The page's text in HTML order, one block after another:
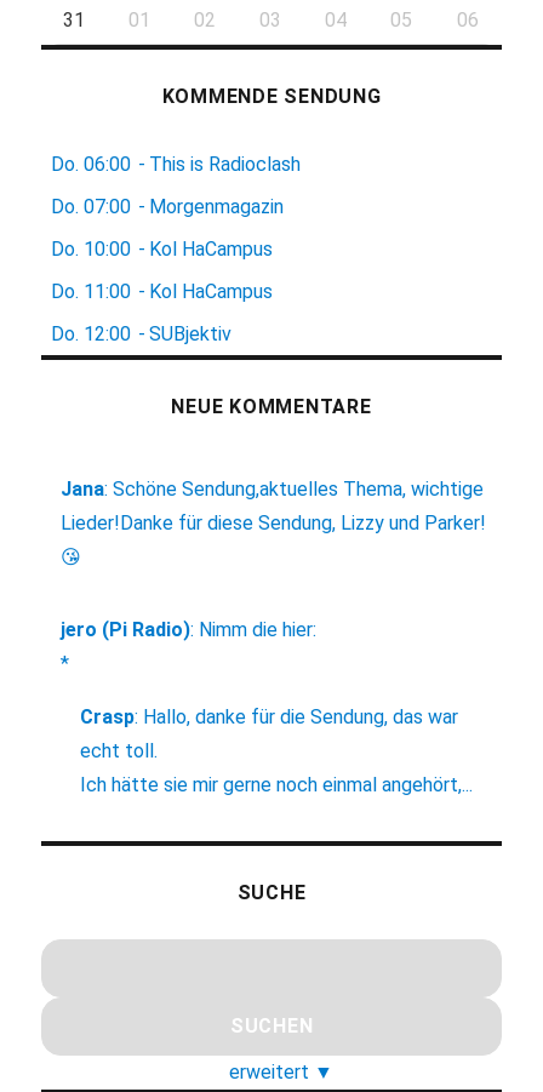
31 01 02 03 04 05 06
KOMMENDE SENDUNG
Do. 06:00 - This is Radioclash
Do. 07:00 - Morgenmagazin
Do. 10:00 - Kol HaCampus
Do. 11:00 - Kol HaCampus
Do. 12:00 - SUBjektiv
NEUE KOMMENTARE
Jana:Schöne Sendung,aktuelles Thema, wichtige
Lieder!Danke für diese Sendung, Lizzy und Parker!
😘
jero (Pi Radio): Nimm die hier:
*
Crasp: Hallo, danke für die Sendung, das war
echt toll.
Ich hätte sie mir gerne noch einmal angehört,...
SUCHE
erweitert ▼